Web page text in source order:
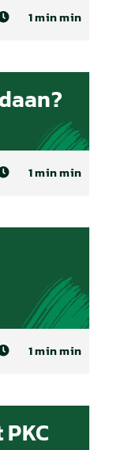
1 min min
1 min min
1 min min